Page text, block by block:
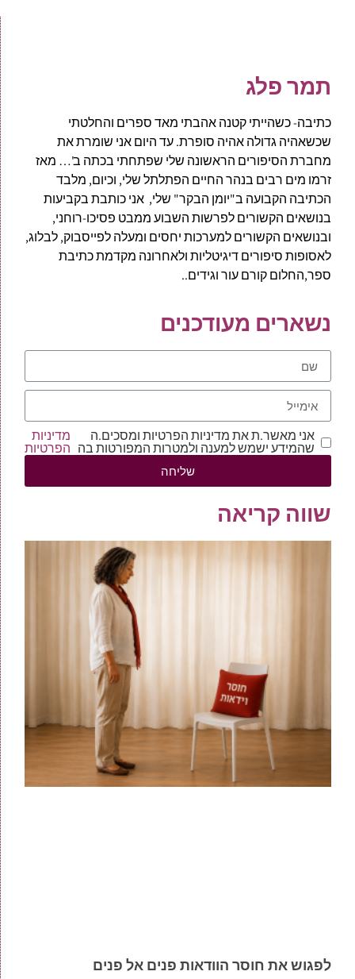
תמר פלג
כתיבה- כשהייתי קטנה אהבתי מאד ספרים והחלטתי
שכשאהיה גדולה אהיה סופרת. עד היום אני שומרת את
מחברת הסיפורים הראשונה שלי שפתחתי בכתה ב'… מאז
זרמו מים רבים בנהר החיים הפתלתל שלי, וכיום, מלבד
הכתיבה הקבועה ב"יומן הבקר" שלי, אני כותבת בקביעות
בנושאים הקשורים לפרשות השבוע ממבט פסיכו-רוחני,
ובנושאים הקשורים למערכות יחסים ומעלה לפייסבוק, לבלוג,
לאסופות סיפורים דיגיטליות ולאחרונה מקדמת כתיבת
ספר,החלום קורם עור וגידים..
נשארים מעודכנים
אני מאשר.ת את מדיניות הפרטיות ומסכים.ה
שהמידע ישמש למענה ולמטרות המפורטות בה
מדיניות
הפרטיות
שליחה
שווה קריאה
לפגוש את חוסר הוודאות פנים אל פנים